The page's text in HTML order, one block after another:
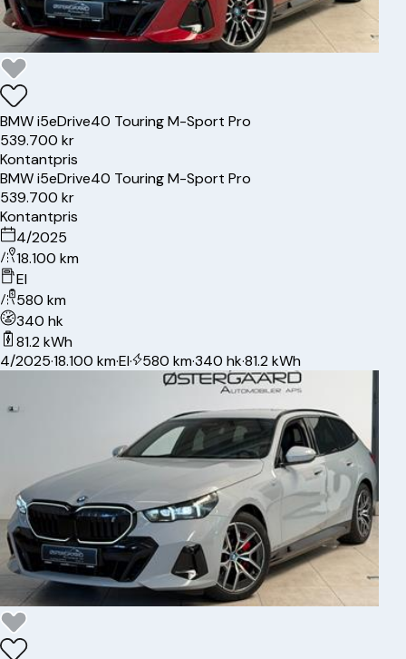
BMWi5eDrive40 Touring M-Sport Pro
539.700 kr
Kontantpris
BMWi5eDrive40 Touring M-Sport Pro
539.700 kr
Kontantpris
4/2025
18.100 km
El
580 km
340 hk
81.2 kWh
4/2025·18.100 km·El· 580 km·340 hk·81.2 kWh